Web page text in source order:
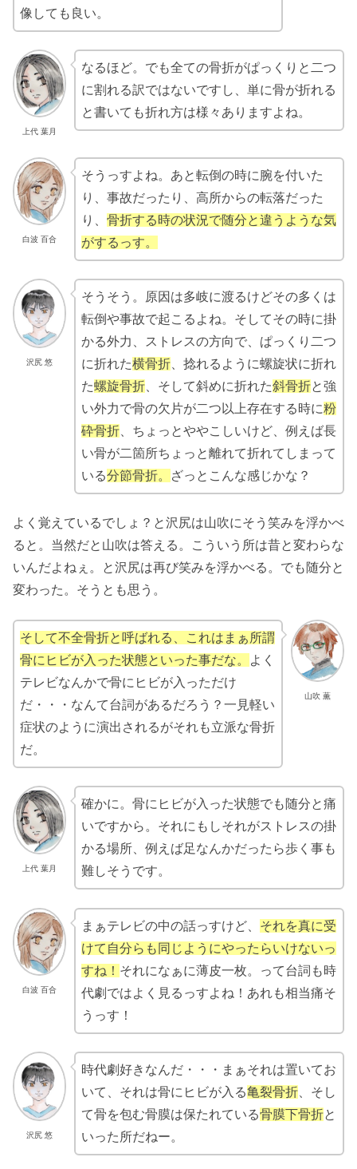
像しても良い。
上代 葉月
なるほど。でも全ての骨折がぱっくりと二つ
に割れる訳ではないですし、単に骨が折れる
と書いても折れ方は様々ありますよね。
白波 百合
そうっすよね。あと転倒の時に腕を付いた
り、事故だったり、高所からの転落だった
り、 骨折する時の状況で随分と違うような気
がするっす。
沢尻 悠
そうそう。原因は多岐に渡るけどその多くは
転倒や事故で起こるよね。そしてその時に掛
かる外力、ストレスの方向で、ぱっくり二つ
に折れた横骨折、捻れるように螺旋状に折れ
た螺旋骨折、そして斜めに折れた斜骨折と強
い外力で骨の欠片が二つ以上存在する時に粉
砕骨折、ちょっとややこしいけど、例えば長
い骨が二箇所ちょっと離れて折れてしまって
いる分節骨折。 ざっとこんな感じかな？
よく覚えているでしょ？と沢尻は山吹にそう笑みを浮かべ
ると。当然だと山吹は答える。こういう所は昔と変わらな
いんだよねぇ。と沢尻は再び笑みを浮かべる。でも随分と
変わった。そうとも思う。
山吹 薫
そして不全骨折と呼ばれる、これはまぁ所謂
骨にヒビが入った状態といった事だな。
よく
テレビなんかで骨にヒビが入っただけ
だ・・・なんて台詞があるだろう？一見軽い
症状のように演出されるがそれも立派な骨折
だ。
上代 葉月
確かに。骨にヒビが入った状態でも随分と痛
いですから。それにもしそれがストレスの掛
かる場所、例えば足なんかだったら歩く事も
難しそうです。
白波 百合
まぁテレビの中の話っすけど、 それを真に受
けて自分らも同じようにやったらいけないっ
すね！ それになぁに薄皮一枚。って台詞も時
代劇ではよく見るっすよね！あれも相当痛そ
うっす！
沢尻 悠
時代劇好きなんだ・・・まぁそれは置いてお
いて、それは骨にヒビが入る亀裂骨折、そし
て骨を包む骨膜は保たれている骨膜下骨折と
いった所だねー。